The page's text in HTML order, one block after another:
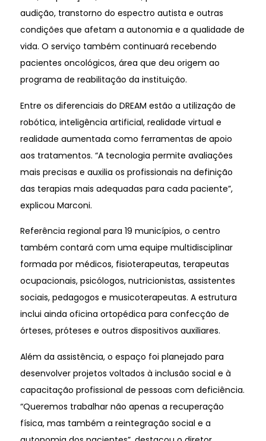
audição, transtorno do espectro autista e outras
condições que afetam a autonomia e a qualidade de
vida. O serviço também continuará recebendo
pacientes oncológicos, área que deu origem ao
programa de reabilitação da instituição.
Entre os diferenciais do DREAM estão a utilização de
robótica, inteligência artificial, realidade virtual e
realidade aumentada como ferramentas de apoio
aos tratamentos. “A tecnologia permite avaliações
mais precisas e auxilia os profissionais na definição
das terapias mais adequadas para cada paciente”,
explicou Marconi.
Referência regional para 19 municípios, o centro
também contará com uma equipe multidisciplinar
formada por médicos, fisioterapeutas, terapeutas
ocupacionais, psicólogos, nutricionistas, assistentes
sociais, pedagogos e musicoterapeutas. A estrutura
inclui ainda oficina ortopédica para confecção de
órteses, próteses e outros dispositivos auxiliares.
Além da assistência, o espaço foi planejado para
desenvolver projetos voltados à inclusão social e à
capacitação profissional de pessoas com deficiência.
“Queremos trabalhar não apenas a recuperação
física, mas também a reintegração social e a